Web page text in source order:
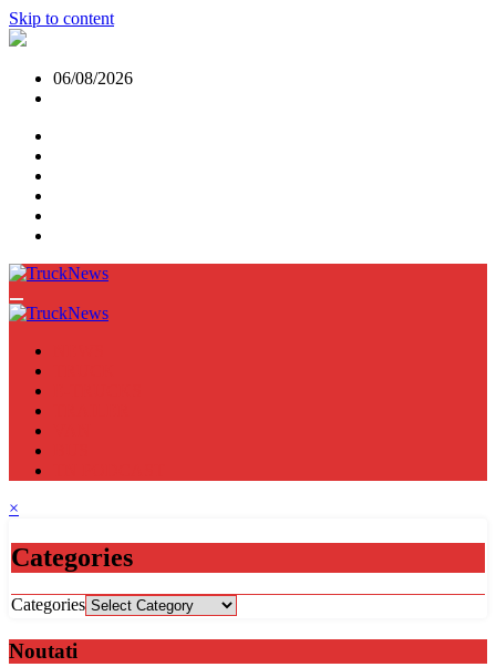
Skip to content
06/08/2026
×
Categories
Categories
Noutati